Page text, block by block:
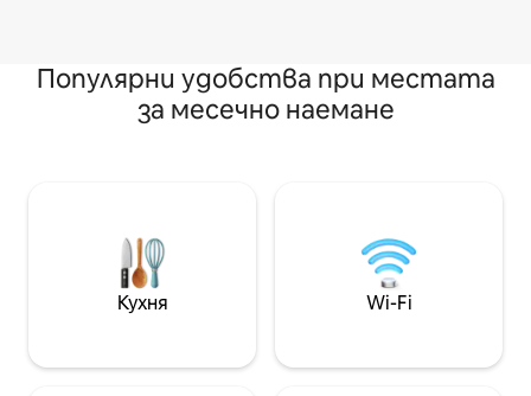
Популярни удобства при местата
за месечно наемане
Кухня Wi-Fi